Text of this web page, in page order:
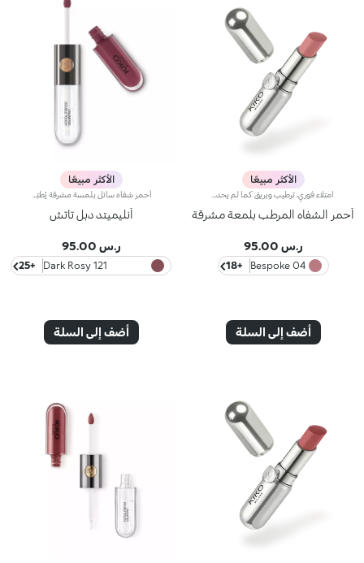
الأكثر مبيعًا
أحمر الشفاه المرطب بلمعة مشرقة
ر.س 95.00
04 Bespoke
+18
أضف إلى السلة
الأكثر مبيعًا
أنليميتد دبل تاتش
ر.س 95.00
121 Dark Rosy
Chestnut
+25
أضف إلى السلة